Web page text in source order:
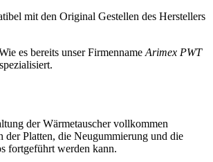
mit den Original Gestellen des Herstellers
es bereits unser FirmennameArimex PWT
der Wärmetauscher vollkommen
Platten, die Neugummierung und die
fortgeführt werden kann.